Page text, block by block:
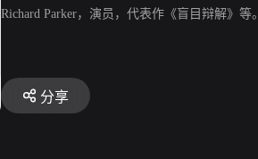
Richard Parker，演员，代表作《盲目辩解》等
分享